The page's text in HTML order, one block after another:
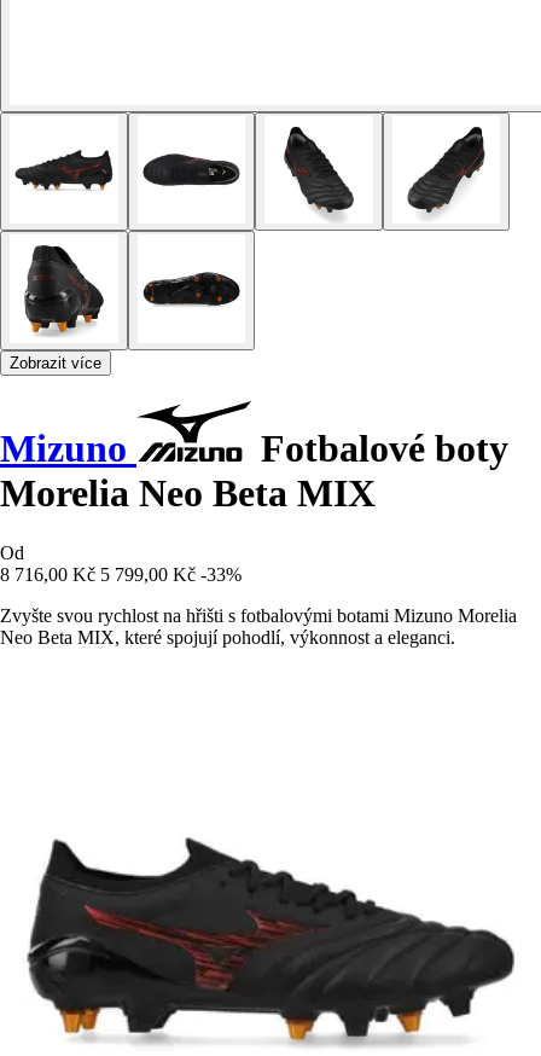
Zobrazit více
Mizuno
Fotbalové boty
Morelia Neo Beta MIX
Od
8 716,00 Kč 5 799,00 Kč -33%
Zvyšte svou rychlost na hřišti s fotbalovými botami Mizuno Morelia
Neo Beta MIX, které spojují pohodlí, výkonnost a eleganci.